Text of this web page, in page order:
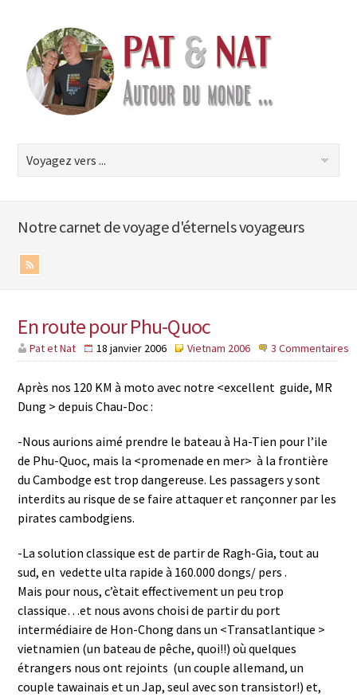
Notre carnet de voyage d'éternels voyageurs
En route pour Phu-Quoc
Pat et Nat 18 janvier 2006 Vietnam 2006 3 Commentaires
Après nos 120 KM à moto avec notre <excellent guide, MR
Dung > depuis Chau-Doc :
-Nous aurions aimé prendre le bateau à Ha-Tien pour l’ile
de Phu-Quoc, mais la <promenade en mer> à la frontière
du Cambodge est trop dangereuse. Les passagers y sont
interdits au risque de se faire attaquer et rançonner par les
pirates cambodgiens.
-La solution classique est de partir de Ragh-Gia, tout au
sud, en vedette ulta rapide à 160.000 dongs/ pers .
Mais pour nous, c’ètait effectivement un peu trop
classique…et nous avons choisi de partir du port
intermédiaire de Hon-Chong dans un <Transatlantique >
vietnamien (un bateau de pêche, quoi!!) où quelques
étrangers nous ont rejoints (un couple allemand, un
couple tawainais et un Jap, seul avec son transistor!) et,